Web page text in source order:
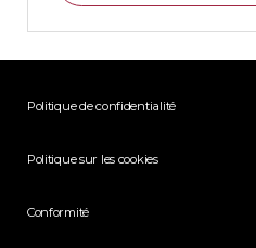
Politique de confidentialité
Politique sur les cookies
Conformité